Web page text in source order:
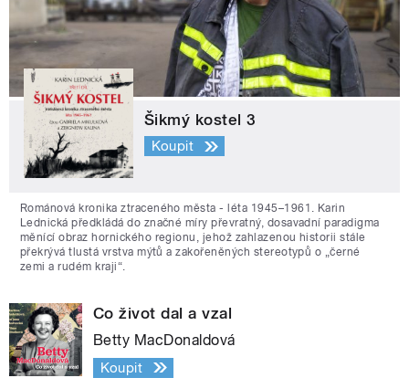
Šikmý kostel 3
Koupit
Románová kronika ztraceného města - léta 1945–1961. Karin
Lednická předkládá do značné míry převratný, dosavadní paradigma
měnící obraz hornického regionu, jehož zahlazenou historii stále
překrývá tlustá vrstva mýtů a zakořeněných stereotypů o „černé
zemi a rudém kraji“.
Co život dal a vzal
Betty MacDonaldová
Koupit